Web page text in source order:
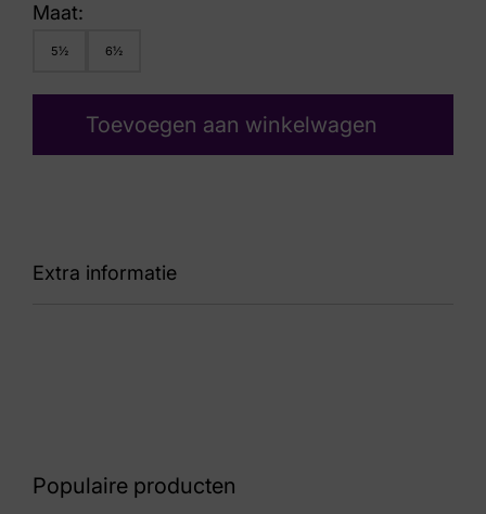
Maat:
5½ 6½
Toevoegen aan winkelwagen
Extra informatie
Populaire producten